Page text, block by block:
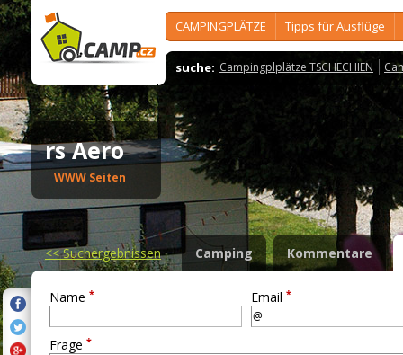
CAMPINGPLÄTZE Tipps für Ausflüge
suche: Campingplplätze TSCHECHIEN
rs Aero
WWW Seiten
<<Suchergebnissen Camping Kommentare
Name * Email *
Frage *